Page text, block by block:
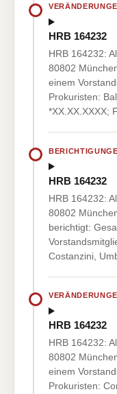
HRB 164232
HRB 164232:
80802
einem
Prokuristen:
*XX.XX.XXXX;
HRB 164232
HRB 164232:
80802
berichtigt:
Costanzini,
HRB 164232
HRB 164232:
80802
einem
Prokuristen: